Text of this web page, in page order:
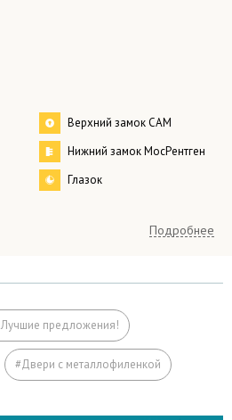
Верхний замок САМ
Нижний замок МосРентген
Глазок
2000×800 мм
2000×1200 мм
труба 50×25 мм
Подробнее
предложения!
#Двери с металлофиленкой